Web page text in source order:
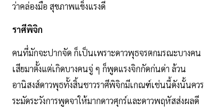
ว่าคล่องมือ สุขภาพแข็งแรงดี
ราศีพิจิก
คนที่มักจะปากจัด ก็เป็นเพราะดาวพุธจรตกมรณะบางคน
เสียมาตั้งแต่เกิดบางคนจู่ ๆ ก็พูดแรงจิกกัดก่นด่า ล้วน
อานิสงส์ดาวพุธทั้งสิ้นชาวราศีพิจิกมีเกณฑ์เช่นนี้ดังนั้นควร
ระมัดระวังการพูดจาให้มากดาวศุกร์และดาวพฤหัสส่งผลดี